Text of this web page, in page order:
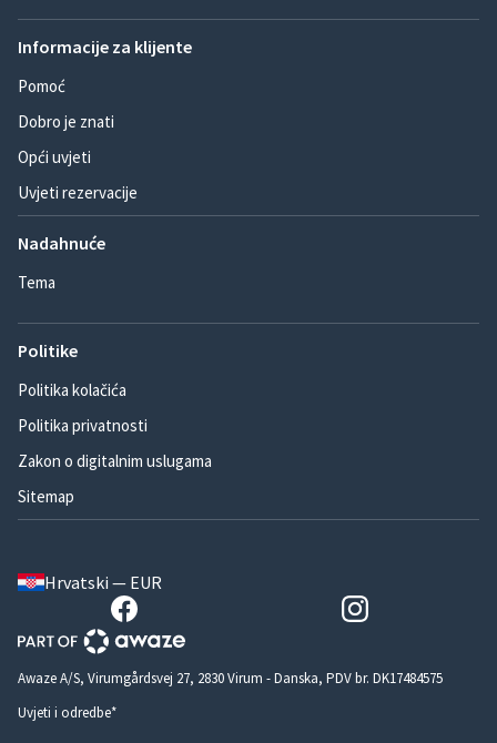
Informacije za klijente
Pomoć
Dobro je znati
Opći uvjeti
Uvjeti rezervacije
Nadahnuće
Tema
Politike
Politika kolačića
Politika privatnosti
Zakon o digitalnim uslugama
Sitemap
Hrvatski — EUR
Awaze A/S, Virumgårdsvej 27, 2830 Virum - Danska, PDV br. DK17484575
Uvjeti i odredbe*